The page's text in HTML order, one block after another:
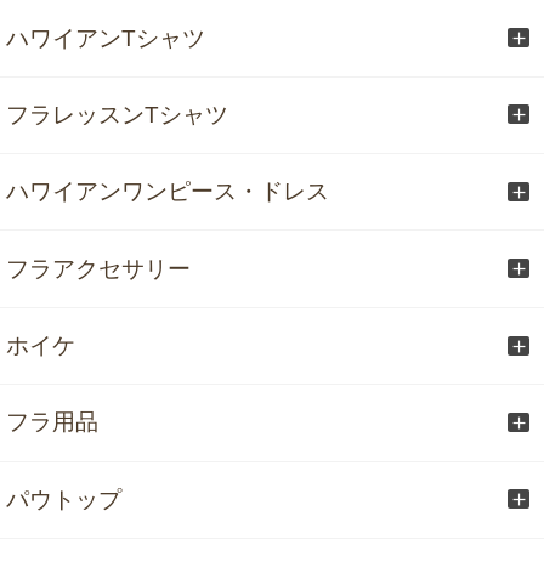
ハワイアンTシャツ
フラレッスンTシャツ
ハワイアンワンピース・ドレス
フラアクセサリー
ホイケ
フラ用品
パウトップ